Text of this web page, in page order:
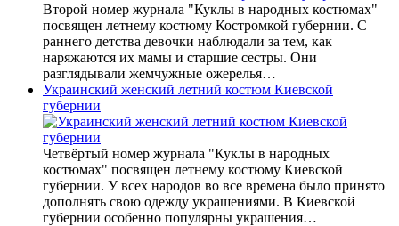
Второй номер журнала "Куклы в народных костюмах"
посвящен летнему костюму Костромкой губернии. С
раннего детства девочки наблюдали за тем, как
наряжаются их мамы и старшие сестры. Они
разглядывали жемчужные ожерелья…
Украинский женский летний костюм Киевской
губернии
Четвёртый номер журнала "Куклы в народных
костюмах" посвящен летнему костюму Киевской
губернии. У всех народов во все времена было принято
дополнять свою одежду украшениями. В Киевской
губернии особенно популярны украшения…